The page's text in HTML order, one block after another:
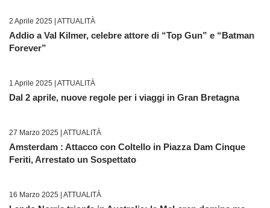
2 Aprile 2025 | ATTUALITÀ
Addio a Val Kilmer, celebre attore di “Top Gun” e “Batman
Forever”
1 Aprile 2025 | ATTUALITÀ
Dal 2 aprile, nuove regole per i viaggi in Gran Bretagna
27 Marzo 2025 | ATTUALITÀ
Amsterdam : Attacco con Coltello in Piazza Dam Cinque
Feriti, Arrestato un Sospettato
16 Marzo 2025 | ATTUALITÀ